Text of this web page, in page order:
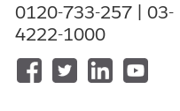
メモ
Salesforce では、拡張
0120-733-257 | 03-
4222-1000